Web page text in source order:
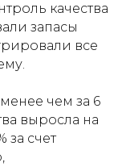
качества
запасы
все
чем за 6
выросла на
за счет